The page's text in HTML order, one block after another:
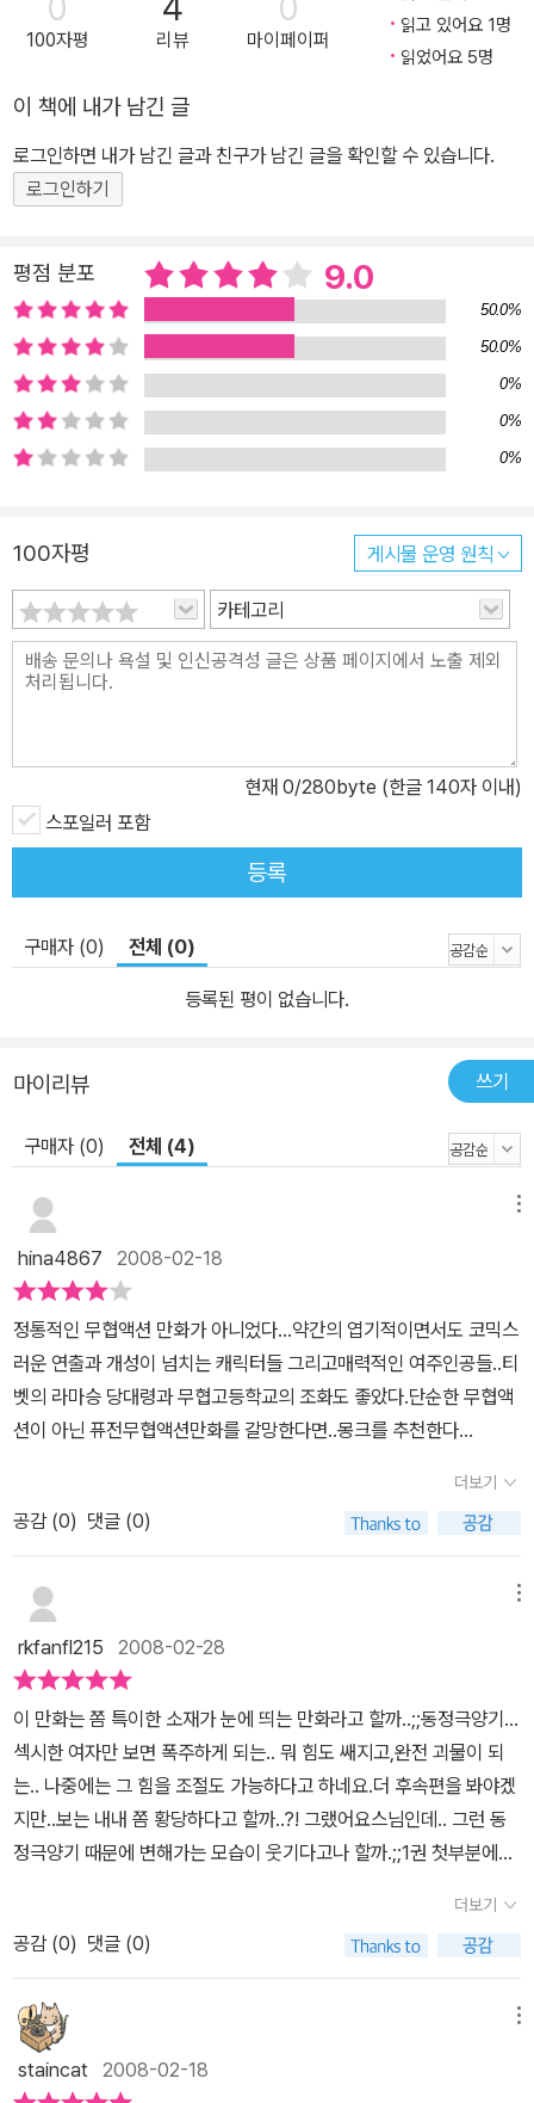
100자평 리뷰 마이페이퍼
읽고 있어요 1명
읽었어요 5명
이 책에 내가 남긴 글
로그인하면 내가 남긴 글과 친구가 남긴 글을 확인할 수 있습니다.
로그인하기
평점 분포 9.0
50.0%
50.0%
0%
0%
0%
100자평 게시물 운영 원칙
카테고리
현재 0/280byte (한글 140자 이내)
스포일러 포함
등록
구매자 (0) 전체 (0)
등록된 평이 없습니다.
마이리뷰 쓰기
구매자 (0) 전체 (4)
hina4867 2008-02-18
정통적인 무협액션 만화가 아니었다...약간의 엽기적이면서도 코믹스
러운 연출과 개성이 넘치는 캐릭터들 그리고매력적인 여주인공들..티
벳의 라마승 당대령과 무협고등학교의 조화도 좋았다.단순한 무협액
션이 아닌 퓨전무협액션만화를 갈망한다면..몽크를 추천한다...
더보기
공감 (0) 댓글 (0)
rkfanfl215 2008-02-28
이 만화는 쫌 특이한 소재가 눈에 띄는 만화라고 할까..;;동정극양기...
섹시한 여자만 보면 폭주하게 되는.. 뭐 힘도 쌔지고,완전 괴물이 되
는.. 나중에는 그 힘을 조절도 가능하다고 하네요.더 후속편을 봐야겠
지만..보는 내내 쫌 황당하다고 할까..?! 그랬어요스님인데.. 그런 동
정극양기 때문에 변해가는 모습이 웃기다고나 할까.;;1권 첫부분에는
설이 있습니당.ㅋ하지만 뒤로 가서는 그닥 어려운 부분은 없고,우선
은 무협비슷한 액션같은 뭐 그래서 권법같은 알수 없는 이름들이주구
난방이여서 쫌 머리 속이 복잡하기도 했습니다.그렇지만 뒤에는 단순
하게 스코리가 가는 편인가? 편인거 같아서..이해가기 쫌 수월..ㅋ지
금 무지 3권이 보고싶어요.1권은 잘 모르겠는데..우여곡절 끝에 당대
령이 무혁고등학교에 들어가게 되고..쭉쭉 내용이 이어지는뎅..2권
더보기
공감 (0) 댓글 (0)
staincat 2008-02-18